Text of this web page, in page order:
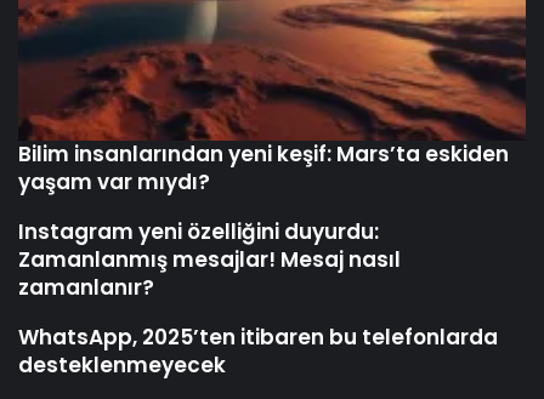
Instagram yeni özelliğini duyurdu:
Zamanlanmış mesajlar! Mesaj nasıl
zamanlanır?
WhatsApp, 2025’ten itibaren bu telefonlarda
desteklenmeyecek
Popüler Haberler